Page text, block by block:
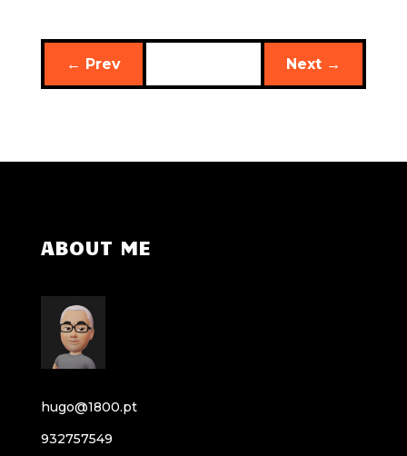
← Prev Next →
ABOUT ME
hugo@1800.pt
932757549